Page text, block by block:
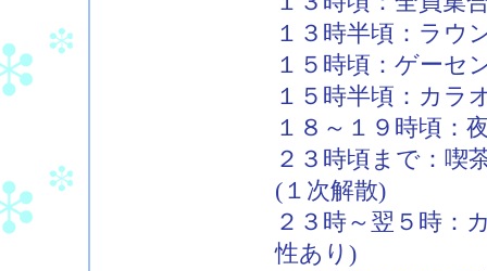
１３時半頃：ラウ
１５時頃：ゲーセ
１５時半頃：カラ
１８～１９時頃：
２３時頃まで：喫
(１次解散)
２３時～翌５時：
性あり)